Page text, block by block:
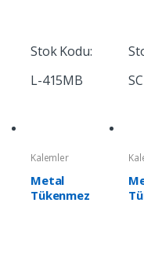
Stok Kodu:
L-415MB
Kalemler
Metal
Tükenmez